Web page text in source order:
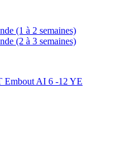
(1 à 2 semaines)
(2 à 3 semaines)